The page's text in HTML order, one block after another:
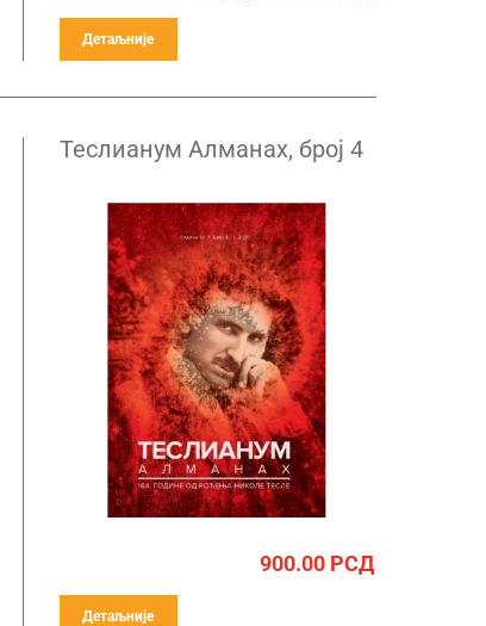
Детаљније
Теслианум Алманах, број 4
900.00РСД
Детаљније